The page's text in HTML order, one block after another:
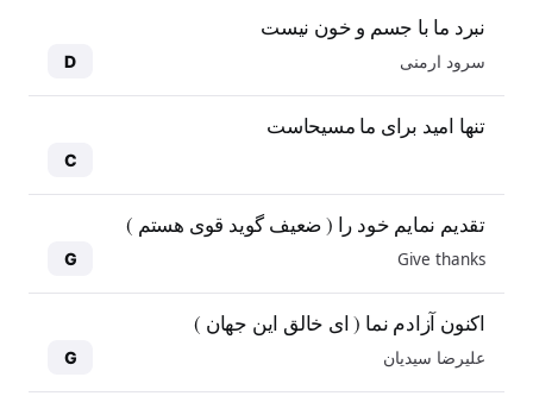
نبرد ما با جسم و خون نیست
سرود ارمنی D
تنها امید برای ما مسیحاست
C
تقدیم نمایم خود را ( ضعیف گوید قوی هستم )
Give thanks
G
اکنون آزادم نما ( ای خالق این جهان )
علیرضا سیدیان G